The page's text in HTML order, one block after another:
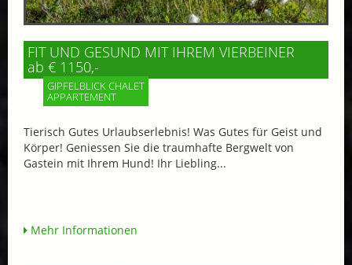
FIT UND GESUND MIT IHREM VIERBEINER
ab € 1150,-
GIPFELBLICK CHALET
APPARTEMENT
Tierisch Gutes Urlaubserlebnis! Was Gutes für Geist und
Körper! Geniessen Sie die traumhafte Bergwelt von
Gastein mit Ihrem Hund! Ihr Liebling...
Mehr Informationen